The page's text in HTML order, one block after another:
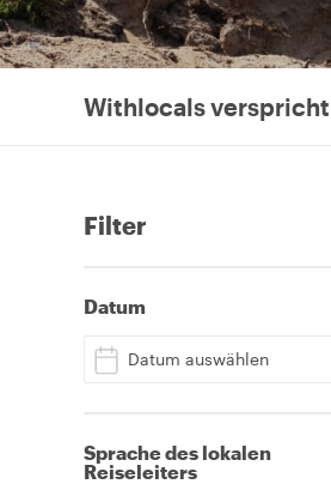
Withlocals verspricht
Filter
Datum
Datum auswählen
Sprache des lokalen
Reiseleiters